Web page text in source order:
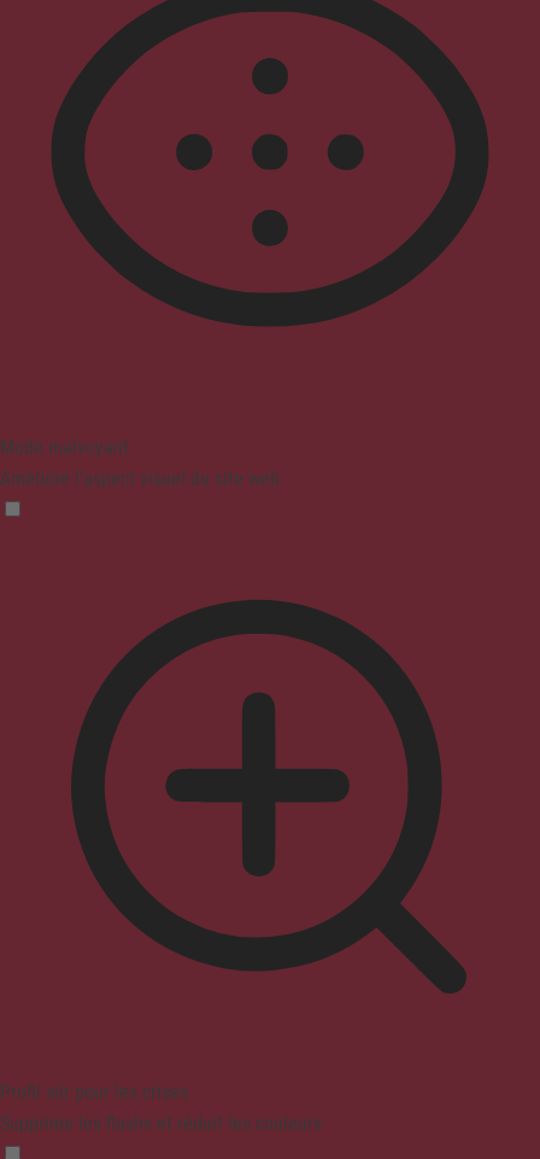
Mode malvoyant
Améliore l'aspect visuel du site web
Profil sûr pour les crises
Supprime les flashs et réduit les couleurs